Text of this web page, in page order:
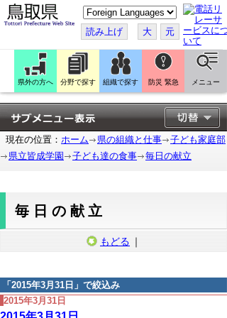
こ
の
ペ
ー
ジ
翻
訳
す
る
読み上げ 大 元
県外の方へ 分野で探す 組織で探す 防災 緊急 メニュー
現在の位置： ホーム 県の組織と仕事
子ども家庭部
県立皆成学園
子ども達の食事 毎日の献立
毎日の献立
もどる ｜
「 2015年3月31日 」で絞込み
2015年3月31日